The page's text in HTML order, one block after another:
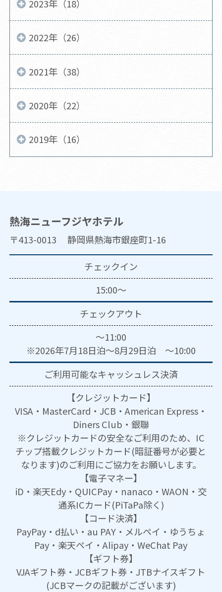
2023年（18）
2022年（26）
2021年（38）
2020年（22）
2019年（16）
熱海ニューフジヤホテル
〒413-0013 静岡県熱海市銀座町1-16
チェックイン
15:00～
チェックアウト
～11:00
※2026年7月18日泊～8月29日泊 ～10:00
ご利用可能なキャッシュレス決済
【クレジットカード】
VISA・MasterCard・JCB・American Express・
Diners Club・銀聯
※クレジットカードの安全なご利用のため、IC
チップ搭載クレジットカード(暗証番号が必要と
なります)のご利用にご協力をお願いします。
【電子マネー】
iD・楽天Edy・QUICPay・nanaco・WAON・交
通系ICカード(PiTaPa除く)
【コード決済】
PayPay・d払い・au PAY・メルペイ・ゆうちょ
Pay・楽天ペイ・Alipay・WeChat Pay
【ギフト券】
VJAギフト券・JCBギフト券・JTBナイスギフト
(JCBマークの記載がございます)